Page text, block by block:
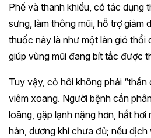
Phế và thanh khiếu, có tác dụng
sưng, làm thông mũi, hỗ trợ giảm
thuốc này là như một làn gió thổi
giúp vùng mũi đang bít tắc được
Tuy vậy, cỏ hôi không phải “thần
viêm xoang. Người bệnh cần
loãng, gặp lạnh nặng hơn, hắt
hàn, dương khí chưa đủ; nếu